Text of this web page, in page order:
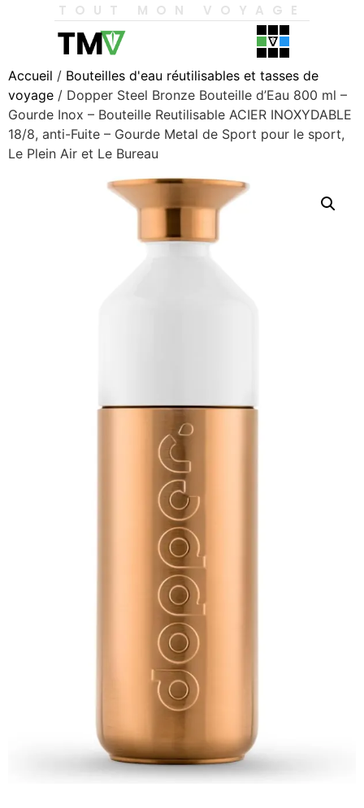
TOUT MON VOYAGE
Accueil / Bouteilles d'eau réutilisables et tasses de
voyage / Dopper Steel Bronze Bouteille d’Eau 800 ml –
Gourde Inox – Bouteille Reutilisable ACIER INOXYDABLE
18/8, anti-Fuite – Gourde Metal de Sport pour le sport,
Le Plein Air et Le Bureau